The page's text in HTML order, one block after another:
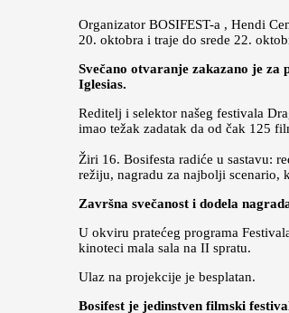
Organizator BOSIFEST-a , Hendi
20. oktobra i traje do srede 22.
Svečano otvaranje zakazano je
Iglesias.
Reditelj i selektor našeg festivala
imao težak zadatak da od čak 125
Žiri 16. Bosifesta radiće u sastavu:
režiju, nagradu za najbolji scenario,
Završna svečanost i dodela
U okviru pratećeg programa
kinoteci mala sala na II spratu.
Ulaz na projekcije je besplatan.
Bosifest je jedinstven filmski